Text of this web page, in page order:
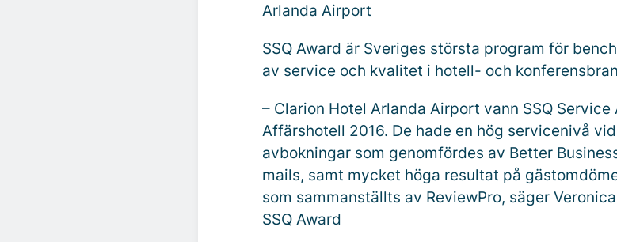
Arlanda Airport
SSQ Award är Sveriges största program för
av service och kvalitet i hotell- och
– Clarion Hotel Arlanda Airport vann SSQ
Affärshotell 2016. De hade en hög servicenivå
avbokningar som genomfördes av Better
mails, samt mycket höga resultat på
som sammanställts av ReviewPro, säger
SSQ Award